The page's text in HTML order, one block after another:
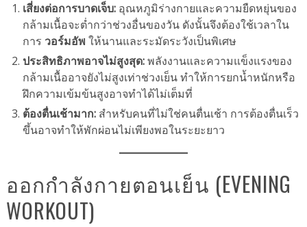
เสี่ยงต่อการบาดเจ็บ:อุณหภูมิร่างกายและความยืดหยุ่นของ
กล้ามเนื้อจะต่ำกว่าช่วงอื่นของวัน ดังนั้นจึงต้องใช้เวลาใน
การ วอร์มอัพ ให้นานและระมัดระวังเป็นพิเศษ
ประสิทธิภาพอาจไม่สูงสุด:พลังงานและความแข็งแรงของ
กล้ามเนื้ออาจยังไม่สูงเท่าช่วงเย็น ทำให้การยกน้ำหนักหรือ
ฝึกความเข้มข้นสูงอาจทำได้ไม่เต็มที่
ต้องตื่นเช้ามาก:สำหรับคนที่ไม่ใช่คนตื่นเช้า การต้องตื่นเร็ว
ขึ้นอาจทำให้พักผ่อนไม่เพียงพอในระยะยาว
ออกกำลังกายตอนเย็น (EVENING
WORKOUT)